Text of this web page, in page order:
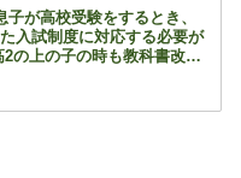
子が高校受験をするとき、
入試制度に対応する必要が
の上の子の時も教科書改訂
うですね また、自校で独自